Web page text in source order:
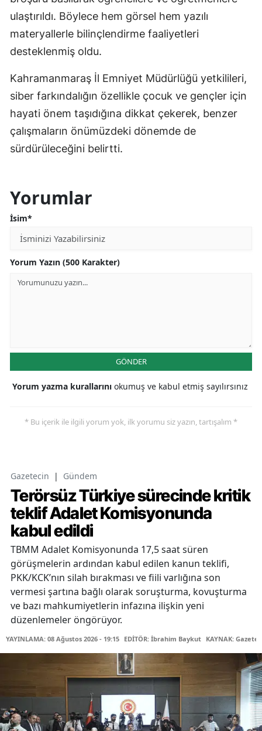
ulaştırıldı. Böylece hem görsel hem yazılı
materyallerle bilinçlendirme faaliyetleri
desteklenmiş oldu.
Kahramanmaraş İl Emniyet Müdürlüğü yetkilileri,
siber farkındalığın özellikle çocuk ve gençler için
hayati önem taşıdığına dikkat çekerek, benzer
çalışmaların önümüzdeki dönemde de
sürdürüleceğini belirtti.
Yorumlar
İsim*
Yorum Yazın (500 Karakter)
GÖNDER
Yorum yazma kurallarını okumuş ve kabul etmiş sayılırsınız
* Bu içerik ile ilgili yorum yok, ilk yorumu siz yazın, tartışalım *
Gazetecin | Gündem
Terörsüz Türkiye sürecinde kritik
teklif Adalet Komisyonunda
kabul edildi
TBMM Adalet Komisyonunda 17,5 saat süren
görüşmelerin ardından kabul edilen kanun teklifi,
PKK/KCK’nın silah bırakması ve fiili varlığına son
vermesi şartına bağlı olarak soruşturma, kovuşturma
ve bazı mahkumiyetlerin infazına ilişkin yeni
düzenlemeler öngörüyor.
YAYINLAMA: 08 Ağustos 2026 - 19:15 EDİTÖR: İbrahim Baykut KAYNAK: